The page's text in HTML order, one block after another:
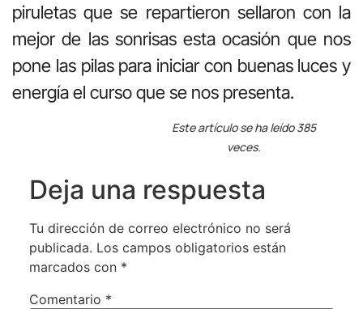
piruletas que se repartieron sellaron con la
mejor de las sonrisas esta ocasión que nos
pone las pilas para iniciar con buenas luces y
energía el curso que se nos presenta.
Este artículo se ha leído 385
veces.
Deja una respuesta
Tu dirección de correo electrónico no será
publicada. Los campos obligatorios están
marcados con *
Comentario *